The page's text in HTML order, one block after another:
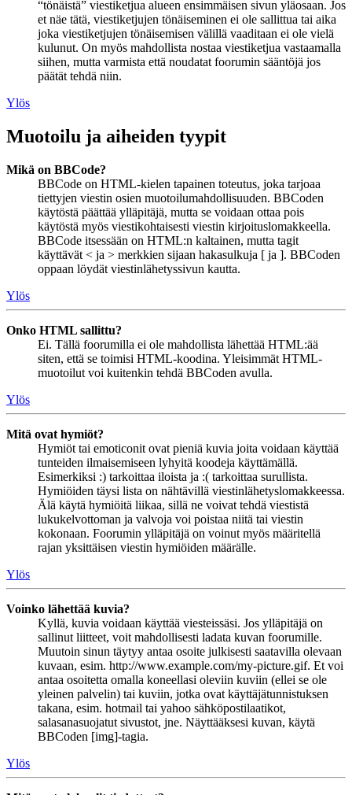
“tönäistä” viestiketjua alueen ensimmäisen sivun yläosaan. Jos
et näe tätä, viestiketjujen tönäiseminen ei ole sallittua tai aika
joka viestiketjujen tönäisemisen välillä vaaditaan ei ole vielä
kulunut. On myös mahdollista nostaa viestiketjua vastaamalla
siihen, mutta varmista että noudatat foorumin sääntöjä jos
päätät tehdä niin.
Ylös
Muotoilu ja aiheiden tyypit
Mikä on BBCode?
BBCode on HTML-kielen tapainen toteutus, joka tarjoaa
tiettyjen viestin osien muotoilumahdollisuuden. BBCoden
käytöstä päättää ylläpitäjä, mutta se voidaan ottaa pois
käytöstä myös viestikohtaisesti viestin kirjoituslomakkeella.
BBCode itsessään on HTML:n kaltainen, mutta tagit
käyttävät < ja > merkkien sijaan hakasulkuja [ ja ]. BBCoden
oppaan löydät viestinlähetyssivun kautta.
Ylös
Onko HTML sallittu?
Ei. Tällä foorumilla ei ole mahdollista lähettää HTML:ää
siten, että se toimisi HTML-koodina. Yleisimmät HTML-
muotoilut voi kuitenkin tehdä BBCoden avulla.
Ylös
Mitä ovat hymiöt?
Hymiöt tai emoticonit ovat pieniä kuvia joita voidaan käyttää
tunteiden ilmaisemiseen lyhyitä koodeja käyttämällä.
Esimerkiksi :) tarkoittaa iloista ja :( tarkoittaa surullista.
Hymiöiden täysi lista on nähtävillä viestinlähetyslomakkeessa.
Älä käytä hymiöitä liikaa, sillä ne voivat tehdä viestistä
lukukelvottoman ja valvoja voi poistaa niitä tai viestin
kokonaan. Foorumin ylläpitäjä on voinut myös määritellä
rajan yksittäisen viestin hymiöiden määrälle.
Ylös
Voinko lähettää kuvia?
Kyllä, kuvia voidaan käyttää viesteissäsi. Jos ylläpitäjä on
sallinut liitteet, voit mahdollisesti ladata kuvan foorumille.
Muutoin sinun täytyy antaa osoite julkisesti saatavilla olevaan
kuvaan, esim. http://www.example.com/my-picture.gif. Et voi
antaa osoitetta omalla koneellasi oleviin kuviin (ellei se ole
yleinen palvelin) tai kuviin, jotka ovat käyttäjätunnistuksen
takana, esim. hotmail tai yahoo sähköpostilaatikot,
salasanasuojatut sivustot, jne. Näyttääksesi kuvan, käytä
BBCoden [img]-tagia.
Ylös